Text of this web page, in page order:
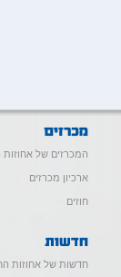
המכרזים של אחוזות
ארכיון מכרזים
חוזים
חדשות של אחוזות